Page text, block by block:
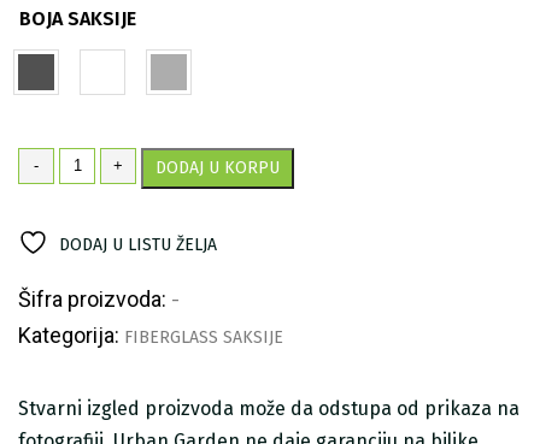
BOJA SAKSIJE
-
Žardinjera
Solana
+ DODAJ U KORPU
DODAJ U LISTU ŽELJA
Šifra proizvoda: -
Kategorija: FIBERGLASS SAKSIJE
Stvarni izgled proizvoda može da odstupa od prikaza na